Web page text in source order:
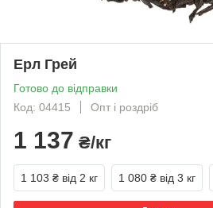
Ерл Грей
Готово до відправки
Код: 04415
Опт і роздріб
1 137 ₴/кг
1 103 ₴ від 2 кг 1 080 ₴ від 3 кг